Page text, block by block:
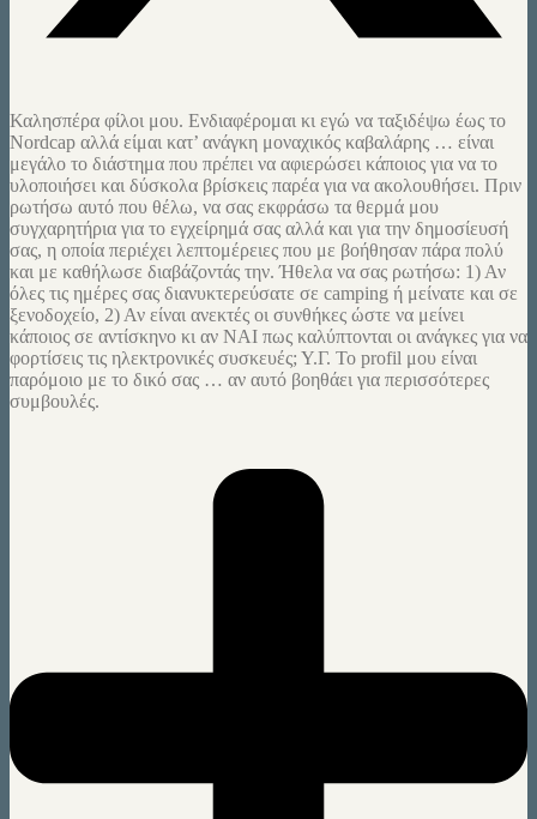
Καλησπέρα φίλοι μου. Ενδιαφέρομαι κι εγώ να ταξιδέψω έως το
Nordcap αλλά είμαι κατ’ ανάγκη μοναχικός καβαλάρης … είναι
μεγάλο το διάστημα που πρέπει να αφιερώσει κάποιος για να το
υλοποιήσει και δύσκολα βρίσκεις παρέα για να ακολουθήσει. Πριν
ρωτήσω αυτό που θέλω, να σας εκφράσω τα θερμά μου
συγχαρητήρια για το εγχείρημά σας αλλά και για την δημοσίευσή
σας, η οποία περιέχει λεπτομέρειες που με βοήθησαν πάρα πολύ
και με καθήλωσε διαβάζοντάς την. Ήθελα να σας ρωτήσω: 1) Αν
όλες τις ημέρες σας διανυκτερεύσατε σε camping ή μείνατε και σε
ξενοδοχείο, 2) Αν είναι ανεκτές οι συνθήκες ώστε να μείνει
κάποιος σε αντίσκηνο κι αν ΝΑΙ πως καλύπτονται οι ανάγκες για να
φορτίσεις τις ηλεκτρονικές συσκευές; Υ.Γ. Το profil μου είναι
παρόμοιο με το δικό σας … αν αυτό βοηθάει για περισσότερες
συμβουλές.